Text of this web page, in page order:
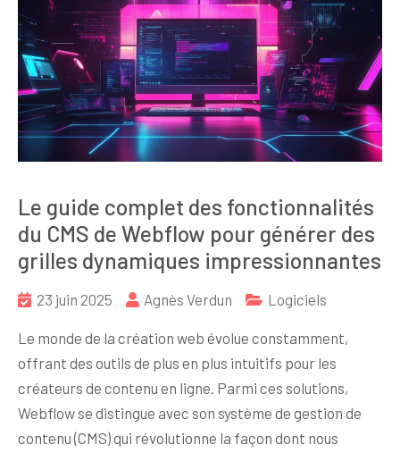
Le guide complet des fonctionnalités
du CMS de Webflow pour générer des
grilles dynamiques impressionnantes
23 juin 2025 Agnès Verdun Logiciels
Le monde de la création web évolue constamment,
offrant des outils de plus en plus intuitifs pour les
créateurs de contenu en ligne. Parmi ces solutions,
Webflow se distingue avec son système de gestion de
contenu (CMS) qui révolutionne la façon dont nous